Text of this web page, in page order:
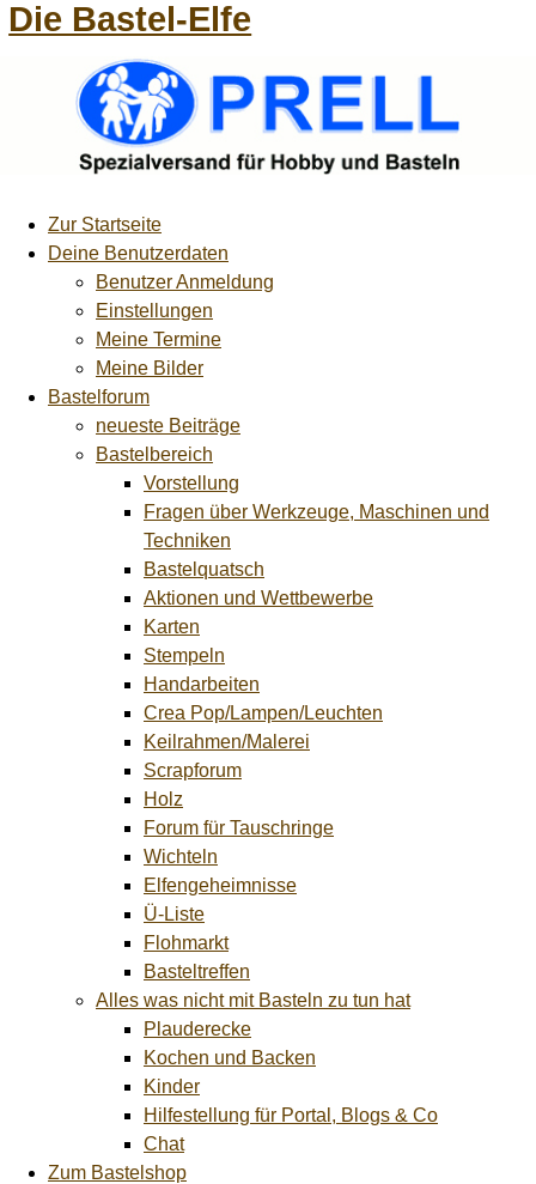
Die Bastel-Elfe
Zur Startseite
Deine Benutzerdaten
Benutzer Anmeldung
Einstellungen
Meine Termine
Meine Bilder
Bastelforum
neueste Beiträge
Bastelbereich
Vorstellung
Fragen über Werkzeuge, Maschinen und
Techniken
Bastelquatsch
Aktionen und Wettbewerbe
Karten
Stempeln
Handarbeiten
Crea Pop/Lampen/Leuchten
Keilrahmen/Malerei
Scrapforum
Holz
Forum für Tauschringe
Wichteln
Elfengeheimnisse
Ü-Liste
Flohmarkt
Basteltreffen
Alles was nicht mit Basteln zu tun hat
Plauderecke
Kochen und Backen
Kinder
Hilfestellung für Portal, Blogs & Co
Chat
Zum Bastelshop